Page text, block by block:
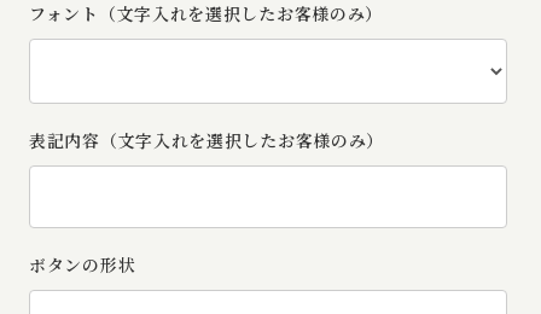
フォント（文字入れを選択したお客様のみ）
表記内容（文字入れを選択したお客様のみ）
ボタンの形状